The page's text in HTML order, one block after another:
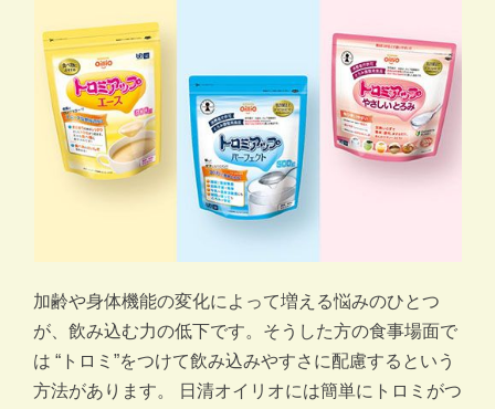
加齢や身体機能の変化によって増える悩みのひとつ
が、飲み込む力の低下です。そうした方の食事場面で
は “トロミ”をつけて飲み込みやすさに配慮するという
方法があります。 日清オイリオには簡単にトロミがつ